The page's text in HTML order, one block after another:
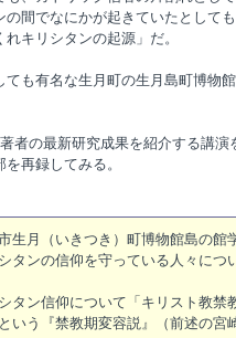
間でなにかが起きていたとして
キリシタンの起源」だ。
ても有名な生月町の生月島町博物
者の最新研究成果を紹介する講演
再録してみる。
生月（いきつき）町博物館島の館
タンの信仰を守っている人々につ
タン信仰について「キリスト教禁
いう『禁教期変容説』（前述の